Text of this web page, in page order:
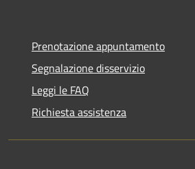
Prenotazione appuntamento
Segnalazione disservizio
Leggi le FAQ
Richiesta assistenza